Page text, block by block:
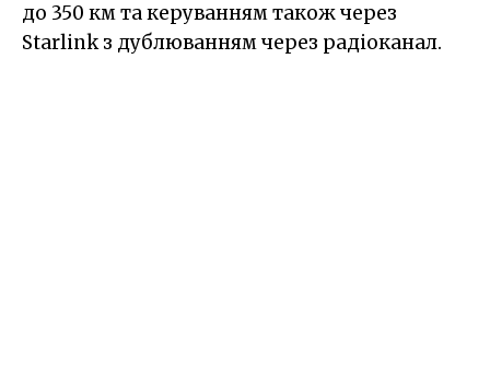
до 350 км та керуванням також через
Starlink з дублюванням через радіоканал.